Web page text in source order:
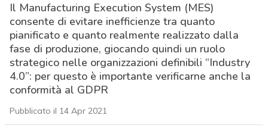
Il Manufacturing Execution System (MES)
consente di evitare inefficienze tra quanto
pianificato e quanto realmente realizzato dalla
fase di produzione, giocando quindi un ruolo
strategico nelle organizzazioni definibili “Industry
4.0”: per questo è importante verificarne anche la
conformità al GDPR
Pubblicato il 14 Apr 2021